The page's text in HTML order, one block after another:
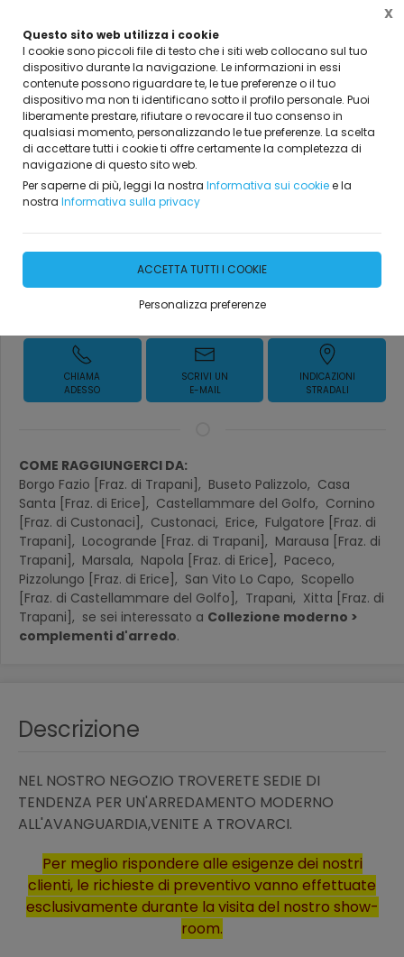
Questo sito web utilizza i cookie
I cookie sono piccoli file di testo che i siti web collocano sul tuo
dispositivo durante la navigazione. Le informazioni in essi
contenute possono riguardare te, le tue preferenze o il tuo
dispositivo ma non ti identificano sotto il profilo personale. Puoi
liberamente prestare, rifiutare o revocare il tuo consenso in
qualsiasi momento, personalizzando le tue preferenze. La scelta
di accettare tutti i cookie ti offre certamente la completezza di
navigazione di questo sito web.
Per saperne di più, leggi la nostra Informativa sui cookiee la
nostra Informativa sulla privacy
ACCETTA TUTTI I COOKIE
Personalizza preferenze
X
Home Vetrina Collezione moderno complementi d'arredo
SEDIE MODERNE
DISPONIBILITÀ IMMEDIATA
Richiedi Informazioni
CHIAMA
ADESSO
SCRIVI UN
E-MAIL
INDICAZIONI
STRADALI
COME RAGGIUNGERCI DA:
Borgo Fazio [Fraz. di Trapani], Buseto Palizzolo, Casa
Santa [Fraz. di Erice], Castellammare del Golfo, Cornino
[Fraz. di Custonaci], Custonaci, Erice, Fulgatore [Fraz. di
Trapani], Locogrande [Fraz. di Trapani], Marausa [Fraz. di
Trapani], Marsala, Napola [Fraz. di Erice], Paceco,
Pizzolungo [Fraz. di Erice], San Vito Lo Capo, Scopello
[Fraz. di Castellammare del Golfo], Trapani, Xitta [Fraz. di
Trapani], se sei interessato a Collezione moderno >
complementi d'arredo.
Descrizione
NEL NOSTRO NEGOZIO TROVERETE SEDIE DI
TENDENZA PER UN'ARREDAMENTO MODERNO
ALL'AVANGUARDIA,VENITE A TROVARCI.
Per meglio rispondere alle esigenze dei nostri
clienti, le richieste di preventivo vanno effettuate
esclusivamente durante la visita del nostro show-
room.